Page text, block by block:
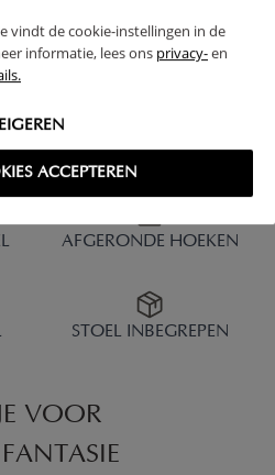
vindt de cookie-instellingen in de
informatie, lees ons privacy-en
ACCEPTEREN
AFGERONDE HOEKEN
STOEL INBEGREPEN
VOOR